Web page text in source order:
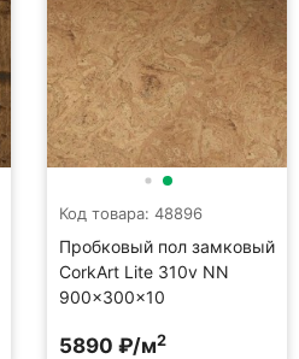
Код товара: 48896
Пробковый пол замковый
CorkArt Lite 310v NN
900×300×10
5890 ₽/м2